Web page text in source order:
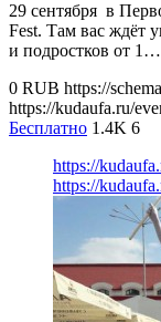
29 сентября в
Fest. Там вас ждёт
и подростков от 1…
0 RUB https://
https://kudaufa.ru/
Бесплатно 1.4K 6
https://
https://